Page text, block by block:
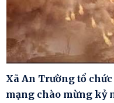
Xã An Trường tổ
mạng chào mừng kỷ